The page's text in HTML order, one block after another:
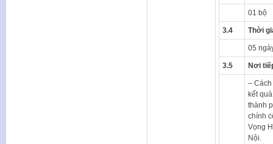
01 bộ
3.4 Thời
05
3.5 Nơi
–
kết
thành
chính
Vọng
Nội.